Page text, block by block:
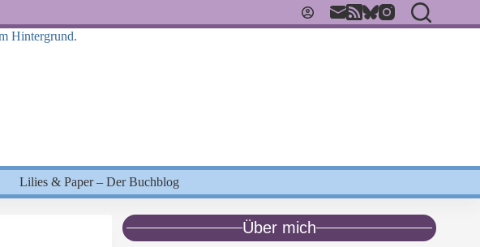
Lilies & Paper – Der Buchblog
Über mich